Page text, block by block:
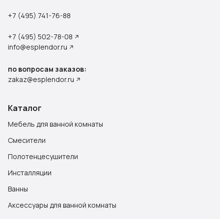
+7 (495) 741-76-88
+7 (495) 502-78-08
info@esplendor.ru
по вопросам заказов:
zakaz@esplendor.ru
Каталог
Мебель для ванной комнаты
Смесители
Полотенцесушители
Инсталляции
Ванны
Аксессуары для ванной комнаты